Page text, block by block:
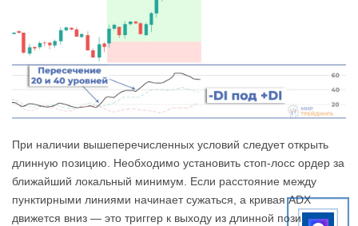
При наличии вышеперечисленных условий следует открыть
длинную позицию. Необходимо установить стоп-лосс ордер за
ближайший локальный минимум. Если расстояние между
пунктирными линиями начинает сужаться, а кривая ADX
движется вниз — это триггер к выходу из длинной позиции,